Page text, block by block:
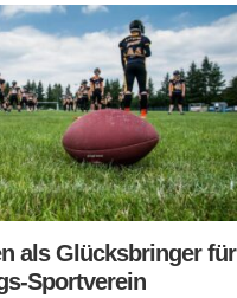
als Glücksbringer für
Sportverein